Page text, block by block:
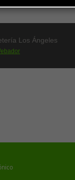
Los Ángeles